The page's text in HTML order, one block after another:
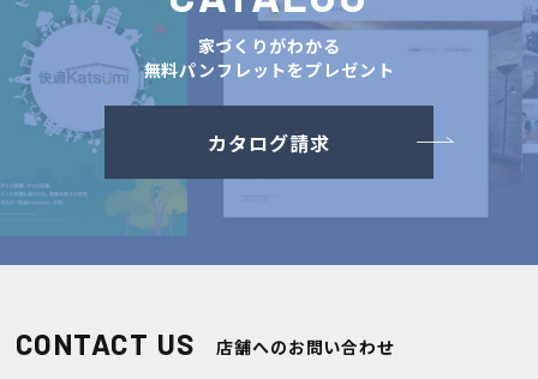
家づくりがわかる
無料パンフレットをプレゼント
カタログ請求
CONTACT US 店舗へのお問い合わせ